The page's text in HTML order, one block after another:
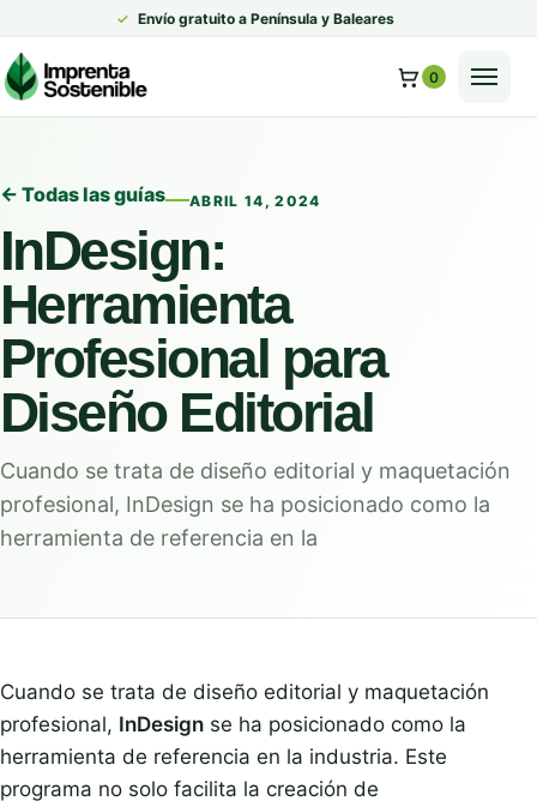
✓ Envío gratuito a Península y Baleares
0
← Todas las guías ABRIL 14, 2024
InDesign:
Herramienta
Profesional para
Diseño Editorial
Cuando se trata de diseño editorial y maquetación
profesional, InDesign se ha posicionado como la
herramienta de referencia en la
Cuando se trata de diseño editorial y maquetación
profesional, InDesign se ha posicionado como la
herramienta de referencia en la industria. Este
programa no solo facilita la creación de